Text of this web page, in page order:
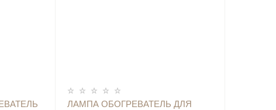
ЛАМПА ОБОГРЕВАТЕЛЬ ДЛЯ
ОПОВЕСТИТЬ